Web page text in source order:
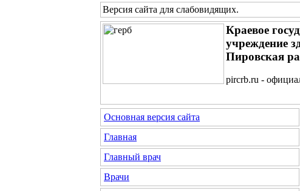
Версия сайта для слабовидящих.
Краевое
учреждение
Пировская
pircrb.ru -
Основная версия сайта
Главная
Главный врач
Врачи